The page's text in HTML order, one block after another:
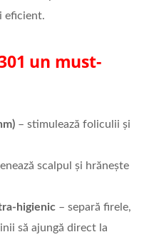
eficient.
un must-
– stimulează foliculii și
scalpul și hrănește
higienic – separă firele,
să ajungă direct la